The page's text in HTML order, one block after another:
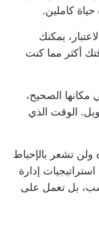
كاملين.
يمكنك
أكثر مما كنت
الصحيح،
الوقت الذي
تشعر بالإحباط
إدارة
بل تعمل على